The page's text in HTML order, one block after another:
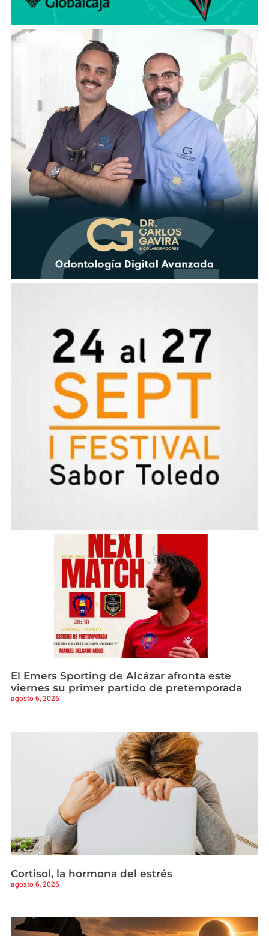
El Emers Sporting de Alcázar afronta este
viernes su primer partido de pretemporada
agosto 6, 2026
Cortisol, la hormona del estrés
agosto 6, 2026